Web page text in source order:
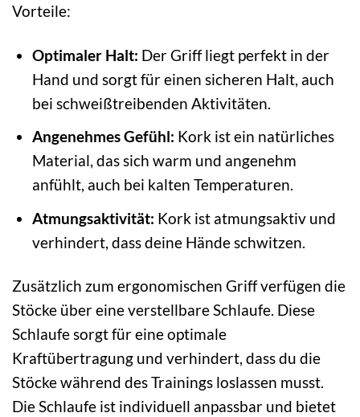
Vorteile:
Optimaler Halt: Der Griff liegt perfekt in der
Hand und sorgt für einen sicheren Halt, auch
bei schweißtreibenden Aktivitäten.
Angenehmes Gefühl: Kork ist ein natürliches
Material, das sich warm und angenehm
anfühlt, auch bei kalten Temperaturen.
Atmungsaktivität: Kork ist atmungsaktiv und
verhindert, dass deine Hände schwitzen.
Zusätzlich zum ergonomischen Griff verfügen die
Stöcke über eine verstellbare Schlaufe. Diese
Schlaufe sorgt für eine optimale
Kraftübertragung und verhindert, dass du die
Stöcke während des Trainings loslassen musst.
Die Schlaufe ist individuell anpassbar und bietet